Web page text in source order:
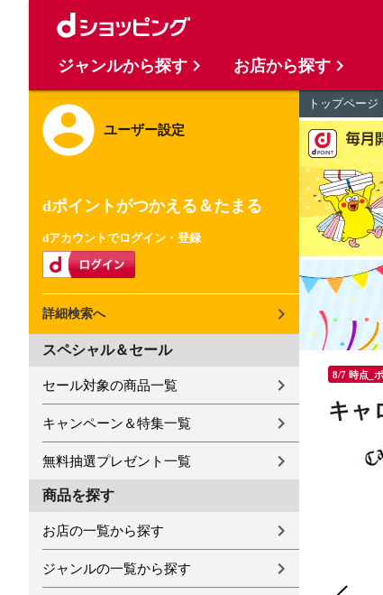
ユーザー設定
dポイントがつかえる＆たまる
dアカウントでログイン・登録
詳細検索へ
スペシャル＆セール
セール対象の商品一覧
キャンペーン＆特集一覧
無料抽選プレゼント一覧
商品を探す
お店の一覧から探す
ジャンルの一覧から探す
トップページ
8/7 時点_
キャ
ジャンルから探す お店から探す